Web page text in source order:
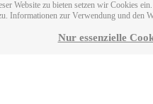
Website zu bieten setzen wir Cookies
Informationen zur Verwendung und den
Nur essenzielle